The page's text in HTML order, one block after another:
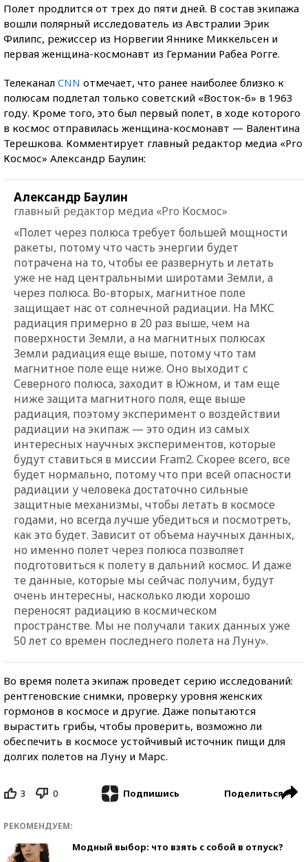
Полет продлится от трех до пяти дней. В состав экипажа
вошли полярный исследователь из Австралии Эрик
Филипс, режиссер из Норвегии Яннике Миккельсен и
первая женщина-космонавт из Германии Рабеа Рогге.
Телеканал CNN отмечает, что ранее наиболее близко к
полюсам подлетал только советский «Восток-6» в 1963
году. Кроме того, это был первый полет, в ходе которого
в космос отправилась женщина-космонавт — Валентина
Терешкова. Комментирует главный редактор медиа «Pro
Космос» Александр Баулин:
Александр Баулин
главный редактор медиа «Pro Космос»
«Полет через полюса требует большей мощности
ракеты, потому что часть энергии будет
потрачена на то, чтобы ее развернуть и летать
уже не над центральными широтами Земли, а
через полюса. Во-вторых, магнитное поле
защищает нас от солнечной радиации. На МКС
радиация примерно в 20 раз выше, чем на
поверхности Земли, а на магнитных полюсах
Земли радиация еще выше, потому что там
магнитное поле еще ниже. Оно выходит с
Северного полюса, заходит в Южном, и там еще
ниже защита магнитного поля, еще выше
радиация, поэтому эксперимент о воздействии
радиации на экипаж — это один из самых
интересных научных экспериментов, которые
будут ставиться в миссии Fram2. Скорее всего, все
будет нормально, потому что при всей опасности
радиации у человека достаточно сильные
защитные механизмы, чтобы летать в космосе
годами, но всегда лучше убедиться и посмотреть,
как это будет. Зависит от объема научных данных,
но именно полет через полюса позволяет
подготовиться к полету в дальний космос. И даже
те данные, которые мы сейчас получим, будут
очень интересны, насколько люди хорошо
переносят радиацию в космическом
пространстве. Мы не получали таких данных уже
50 лет со времен последнего полета на Луну».
Во время полета экипаж проведет серию исследований:
рентгеновские снимки, проверку уровня женских
гормонов в космосе и другие. Даже попытаются
вырастить грибы, чтобы проверить, возможно ли
обеспечить в космосе устойчивый источник пищи для
долгих полетов на Луну и Марс.
3 0 Подпишись Поделиться
РЕКОМЕНДУЕМ:
Модный выбор: что взять с собой в отпуск?